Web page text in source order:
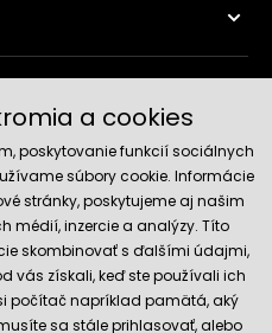
a cookies
poskytovanie funkcií sociálnych
súbory cookie. Informácie
stránky, poskytujeme aj našim
médií, inzercie a analýzy. Títo
skombinovať s ďalšími údajmi,
vás získali, keď ste používali ich
počítač napríklad pamätá, aký
sa stále prihlasovať, alebo